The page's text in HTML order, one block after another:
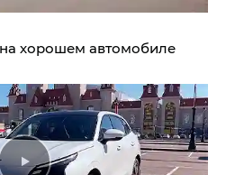
хорошем автомобиле